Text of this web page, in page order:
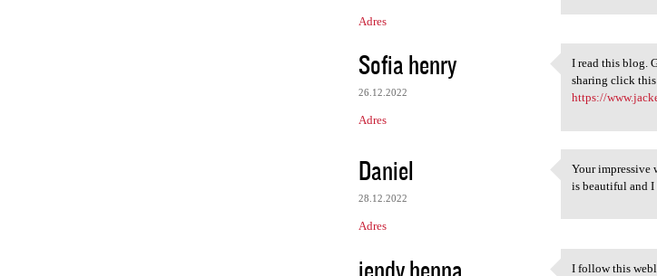
Adres
Sofia henry
26.12.2022
Adres
I read this
I read this blog.
sharing click
https://
Daniel
28.12.2022
Adres
Your
Your impressive
is beautiful and
I follow this